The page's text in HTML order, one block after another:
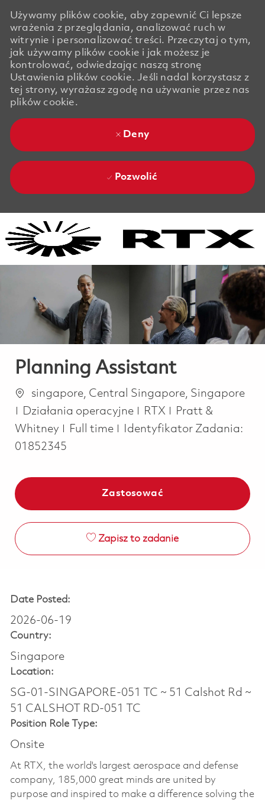
Używamy plików cookie, aby zapewnić Ci lepsze
wrażenia z przeglądania, analizować ruch w
witrynie i personalizować treści. Przeczytaj o tym,
jak używamy plików cookie i jak możesz je
kontrolować, odwiedzając naszą stronę
Ustawienia plików cookie. Jeśli nadal korzystasz z
tej strony, wyrażasz zgodę na używanie przez nas
plików cookie.
Deny
Pozwolić
Planning Assistant
Lokalizacja
singapore, Central Singapore, Singapore
Kategoria
Działania operacyjne RTX
Pratt &
Whitney
Job Type
Full time
Identyfikator Zadania:
01852345
Zastosować
Zapisz to zadanie
Date Posted:
2026-06-19
Country:
Singapore
Location:
SG-01-SINGAPORE-051 TC ~ 51 Calshot Rd ~
51 CALSHOT RD-051 TC
Position Role Type:
Onsite
At RTX, the world's largest aerospace and defense
company, 185,000 great minds are united by
purpose and inspired to make a difference solving the